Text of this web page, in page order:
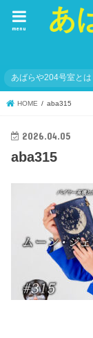
あ
menu
あばらや204号室とは
HOME aba315
2026.04.05
aba315